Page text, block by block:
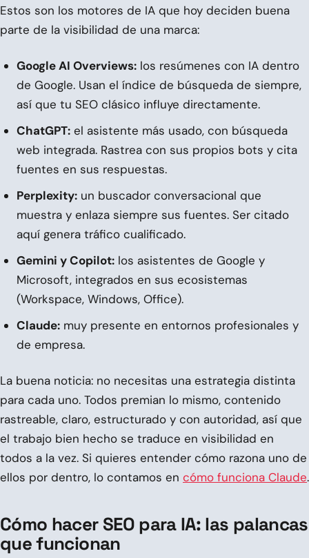
Estos son los motores de IA que hoy deciden buena
parte de la visibilidad de una marca:
Google AI Overviews: los resúmenes con IA dentro
de Google. Usan el índice de búsqueda de siempre,
así que tu SEO clásico influye directamente.
ChatGPT: el asistente más usado, con búsqueda
web integrada. Rastrea con sus propios bots y cita
fuentes en sus respuestas.
Perplexity: un buscador conversacional que
muestra y enlaza siempre sus fuentes. Ser citado
aquí genera tráfico cualificado.
Gemini y Copilot: los asistentes de Google y
Microsoft, integrados en sus ecosistemas
(Workspace, Windows, Office).
Claude: muy presente en entornos profesionales y
de empresa.
La buena noticia: no necesitas una estrategia distinta
para cada uno. Todos premian lo mismo, contenido
rastreable, claro, estructurado y con autoridad, así que
el trabajo bien hecho se traduce en visibilidad en
todos a la vez. Si quieres entender cómo razona uno de
ellos por dentro, lo contamos en cómo funciona Claude.
Cómo hacer SEO para IA: las palancas
que funcionan